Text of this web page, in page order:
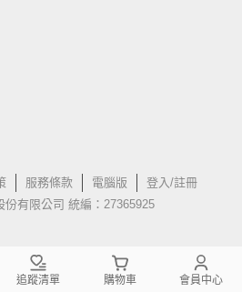
服務條款 電腦版
登入/註冊
份有限公司 統編：27365925
追蹤清單 購物車 會員中心